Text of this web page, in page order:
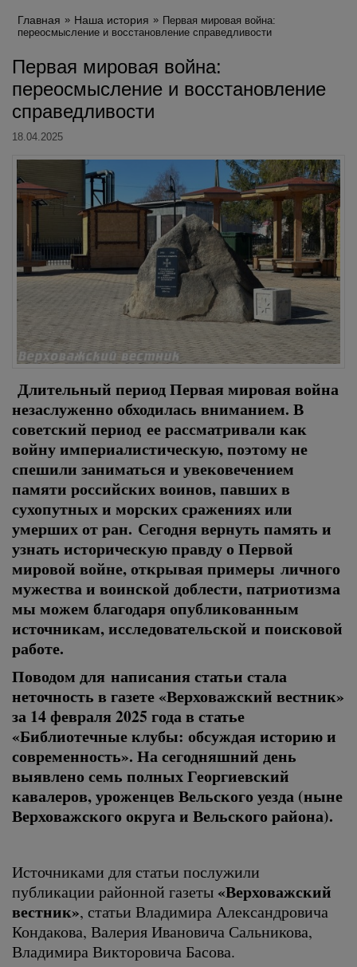
Главная Наша история
Первая мировая война:
переосмысление и восстановление справедливости
Первая мировая война:
переосмысление и восстановление
справедливости
18.04.2025
Длительный период Первая мировая война
незаслуженно обходилась вниманием. В
советский период ее рассматривали как
войну империалистическую, поэтому не
спешили заниматься и увековечением
памяти российских воинов, павших в
сухопутных и морских сражениях или
умерших от ран. Сегодня вернуть память и
узнать историческую правду о Первой
мировой войне, открывая примеры личного
мужества и воинской доблести, патриотизма
мы можем благодаря опубликованным
источникам, исследовательской и поисковой
работе.
Поводом для написания статьи стала
неточность в газете «Верховажский вестник»
за 14 февраля 2025 года в статье
«Библиотечные клубы: обсуждая историю и
современность». На сегодняшний день
выявлено семь полных Георгиевский
кавалеров, уроженцев Вельского уезда (ныне
Верховажского округа и Вельского района).
Источниками для статьи послужили
публикации районной газеты«Верховажский
вестник», статьи Владимира Александровича
Кондакова, Валерия Ивановича Сальникова,
Владимира Викторовича Басова.